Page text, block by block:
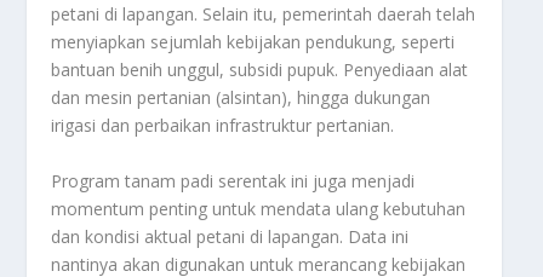
petani di lapangan. Selain itu, pemerintah daerah telah
menyiapkan sejumlah kebijakan pendukung, seperti
bantuan benih unggul, subsidi pupuk. Penyediaan alat
dan mesin pertanian (alsintan), hingga dukungan
irigasi dan perbaikan infrastruktur pertanian.
Program tanam padi serentak ini juga menjadi
momentum penting untuk mendata ulang kebutuhan
dan kondisi aktual petani di lapangan. Data ini
nantinya akan digunakan untuk merancang kebijakan